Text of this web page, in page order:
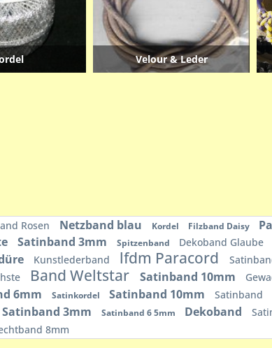
Velour & Leder
Rosen Netzband blau Kordel Filzband Daisy
Satinband 3mm Spitzenband Dekoband Glaube
Kunstlederband lfdm Paracord
Band Weltstar Satinband 10mm
6mm Satinkordel Satinband 10mm Satinband
Satinband 3mm Satinband 6 5mm Dekoband
8mm